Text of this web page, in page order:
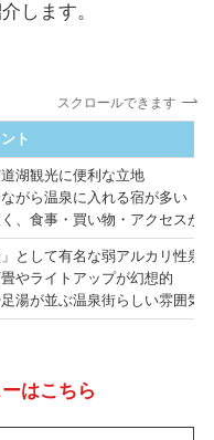
します。
スクロールできます
ト
道湖観光に便利な立地
ながら温泉に入れる宿が多い
く、食事・買い物・アクセスが
」として有名な弱アルカリ性泉
畳やライトアップが幻想的
湯が並ぶ温泉街らしい雰囲気
はこちら